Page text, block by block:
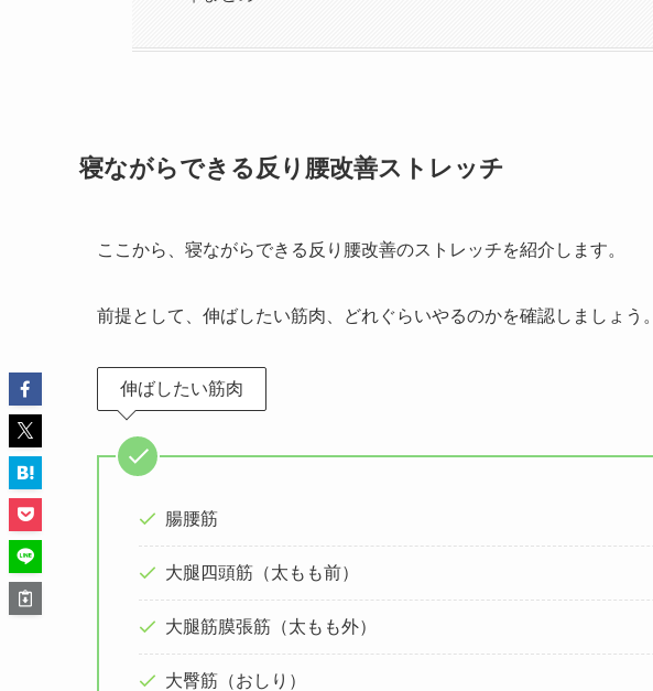
寝ながらできる反り腰改善ストレッチ
ここから、寝ながらできる反り腰改善のストレッチを紹介します。
前提として、伸ばしたい筋肉、どれぐらいやるのかを確認しましょう。
伸ばしたい筋肉
腸腰筋
大腿四頭筋（太もも前）
大腿筋膜張筋（太もも外）
大臀筋（おしり）